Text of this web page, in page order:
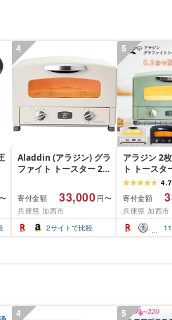
4
Aladdin (アラジン) グラ
ファイト トースター 2枚
調節機能 タイマー機能
付き [遠赤グラファイト
搭載] ホワイト AET-
GS13C(W)
寄付金額 33,000 円〜
兵庫県 加西市
2サイトで比較
5
アラジン 2
ト トースタ
ラー 2枚焼
グリーン ブ
黒 Aladdin
ースター 調
チン家電 家
簡単 新生活
ヶ月後お届
4.7
寄付金額
兵庫県 加西市
11
4 5